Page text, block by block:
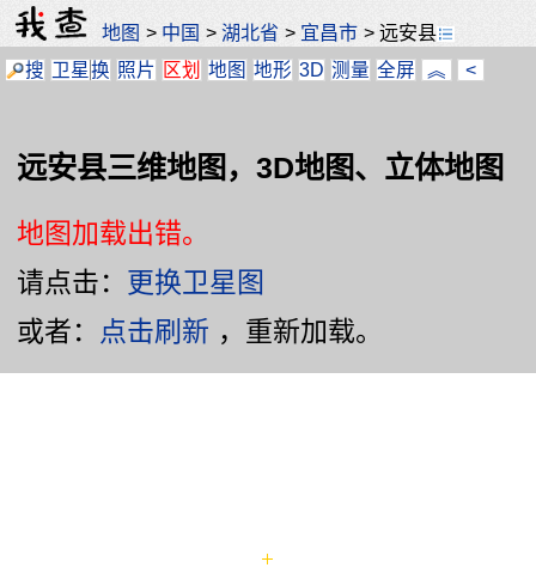
地图 > 中国 >湖北省 > 宜昌市 >远安县
搜 卫星换 照片 区划 地图 地形 3D 测量 全屏 ︽ <
远安县三维地图，3D地图、立体地图
地图加载出错。
请点击： 更换卫星图
或者： 点击刷新 ，重新加载。